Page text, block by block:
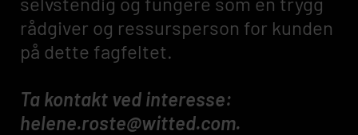
rådgiver og ressursperson for kunden
på dette fagfeltet.
Ta kontakt ved interesse:
helene.roste@witted.com.